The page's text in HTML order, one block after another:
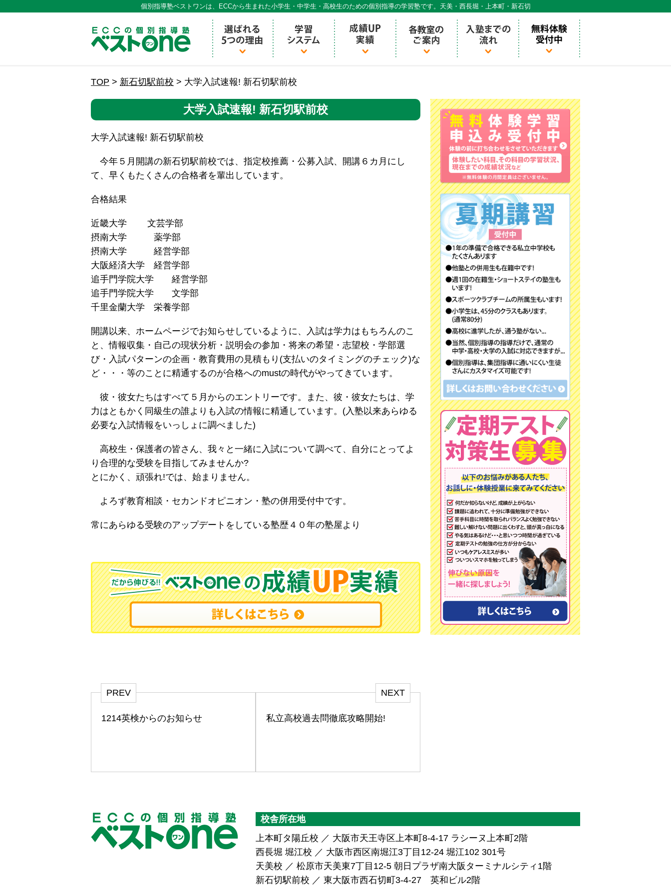
個別指導塾ベストワンは、ECCから生まれた小学生・中学生・高校生のための個別指導の学習塾です。天美・西長堀・上本町・新石切
ECCの個別指導ECCベストワン
TOP > 新石切駅前校 > 大学入試速報! 新石切駅前校
大学入試速報! 新石切駅前校
大学入試速報! 新石切駅前校
今年５月開講の新石切駅前校では、指定校推薦・公募入試、開講６カ月にし
て、早くもたくさんの合格者を輩出しています。
合格結果
近畿大学 文芸学部
摂南大学 薬学部
摂南大学 経営学部
大阪経済大学 経営学部
追手門学院大学 経営学部
追手門学院大学 文学部
千里金蘭大学 栄養学部
開講以来、ホームページでお知らせしているように、入試は学力はもちろんのこ
と、情報収集・自己の現状分析・説明会の参加・将来の希望・志望校・学部選
び・入試パターンの企画・教育費用の見積もり(支払いのタイミングのチェック)な
ど・・・等のことに精通するのが合格へのmustの時代がやってきています。
彼・彼女たちはすべて５月からのエントリーです。また、彼・彼女たちは、学
力はともかく同級生の誰よりも入試の情報に精通しています。(入塾以来あらゆる
必要な入試情報をいっしょに調べました)
高校生・保護者の皆さん、我々と一緒に入試について調べて、自分にとってよ
り合理的な受験を目指してみませんか?
とにかく、頑張れ!では、始まりません。
よろず教育相談・セカンドオピニオン・塾の併用受付中です。
常にあらゆる受験のアップデートをしている塾歴４０年の塾屋より
PREV
1214英検からのお知らせ
NEXT
私立高校過去問徹底攻略開始!
校舎所在地
上本町タ陽丘校 ／ 大阪市天王寺区上本町8-4-17 ラシーヌ上本町2階
西長堀 堀江校 ／ 大阪市西区南堀江3丁目12-24 堀江102 301号
天美校 ／ 松原市天美東7丁目12-5 朝日プラザ南大阪ターミナルシティ1階
新石切駅前校 ／ 東大阪市西石切町3-4-27 英和ビル2階